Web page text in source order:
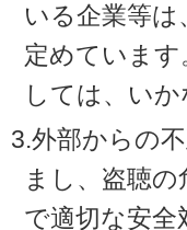
いる企業等
定めていま
しては、い
3.外部からの
まし、盗聴
で適切な安全